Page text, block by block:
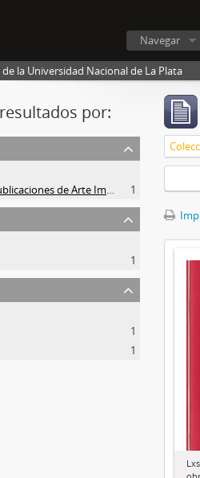
Navegar
la Universidad Nacional de La Plata
por:
Colección de Publicaciones de Arte Impreso
1
1
1
1